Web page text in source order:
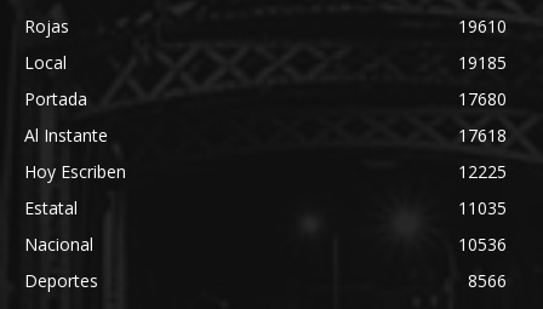
Rojas
19610
Local
19185
Portada
17680
Al Instante
17618
Hoy Escriben
12225
Estatal
11035
Nacional
10536
Deportes
8566